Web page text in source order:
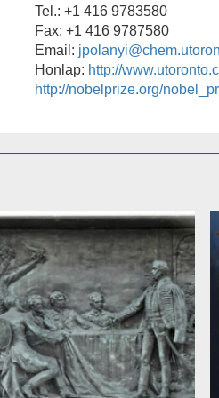
Tel.: +1 416 9783580
Fax: +1 416 9787580
Email:
Honlap: http://
http://nobelprize.org/